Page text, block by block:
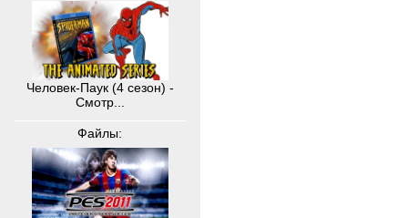
Человек-Паук (4 сезон) -
Смотр...
Файлы: